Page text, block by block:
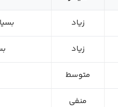
زیاد
زیاد
متوسط
منفی